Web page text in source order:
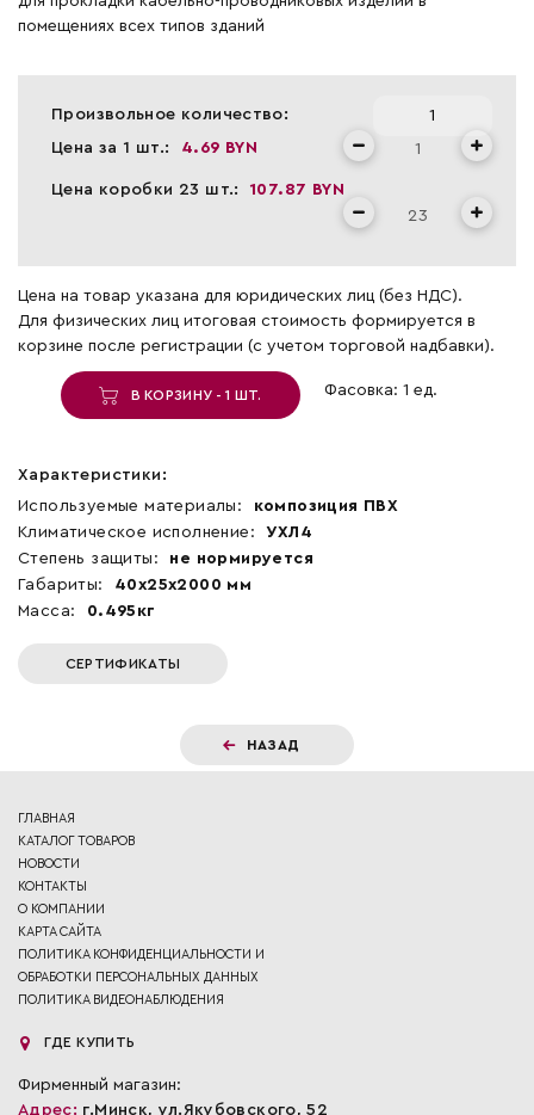
помещениях всех типов зданий
Произвольное количество:
Цена за 1 шт.:
4.69 BYN
Цена коробки 23 шт.: 107.87 BYN
Цена на товар указана для юридических лиц (без НДС).
Для физических лиц итоговая стоимость формируется в
корзине после регистрации (с учетом торговой надбавки).
В КОРЗИНУ - 1 ШТ. Фасовка: 1 ед.
Характеристики:
Используемые материалы:
композиция ПВХ
Климатическое исполнение:
УХЛ4
Степень защиты:
не нормируется
Габариты:
40x25x2000 мм
Масса:
0.495кг
СЕРТИФИКАТЫ
НАЗАД
ГЛАВНАЯ
КАТАЛОГ ТОВАРОВ
НОВОСТИ
КОНТАКТЫ
О КОМПАНИИ
КАРТА САЙТА
ПОЛИТИКА КОНФИДЕНЦИАЛЬНОСТИ И
ОБРАБОТКИ ПЕРСОНАЛЬНЫХ ДАННЫХ
ПОЛИТИКА ВИДЕОНАБЛЮДЕНИЯ
ГДЕ КУПИТЬ
Фирменный магазин:
Адрес: г.Минск, ул.Якубовского, 52